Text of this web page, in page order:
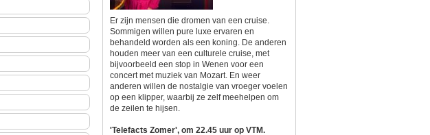
Er zijn mensen die dromen van een cruise.
Sommigen willen pure luxe ervaren en
behandeld worden als een koning. De anderen
houden meer van een culturele cruise, met
bijvoorbeeld een stop in Wenen voor een
concert met muziek van Mozart. En weer
anderen willen de nostalgie van vroeger voelen
op een klipper, waarbij ze zelf meehelpen om
de zeilen te hijsen.
'Telefacts Zomer', om 22.45 uur op VTM.